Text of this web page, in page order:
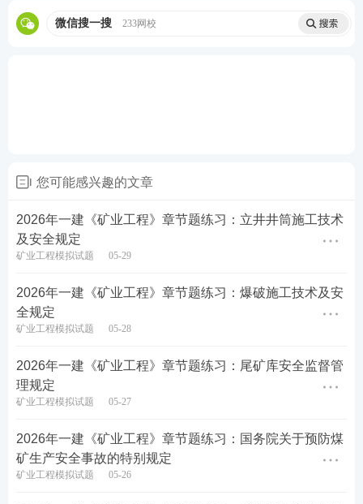
微信搜一搜 233网校
您可能感兴趣的文章
2026年一建《矿业工程》章节题练习：立井井筒施工技术
及安全规定
矿业工程模拟试题 05-29
2026年一建《矿业工程》章节题练习：爆破施工技术及安
全规定
矿业工程模拟试题 05-28
2026年一建《矿业工程》章节题练习：尾矿库安全监督管
理规定
矿业工程模拟试题 05-27
2026年一建《矿业工程》章节题练习：国务院关于预防煤
矿生产安全事故的特别规定
矿业工程模拟试题 05-26